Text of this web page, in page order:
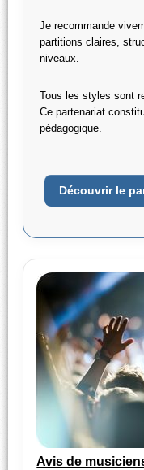
Je recommande
partitions claires,
niveaux.
Tous les styles sont
Ce partenariat
pédagogique.
Découvrir le
Avis de